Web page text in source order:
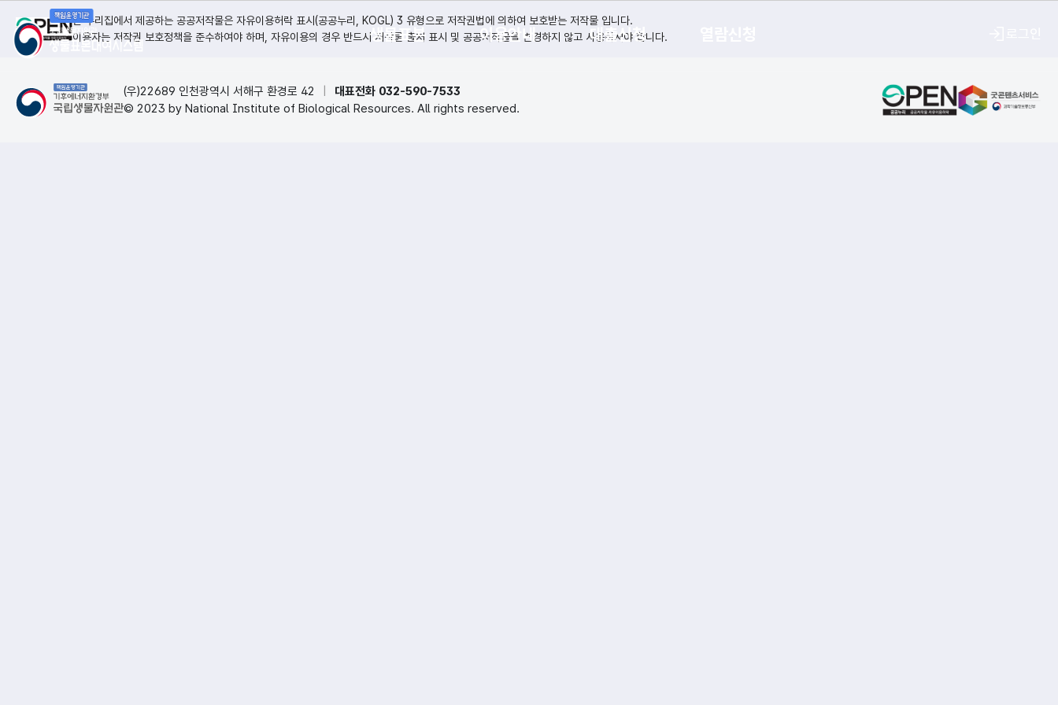
생물표본 이용안내 대출신청
본 누리집에서 제공하는 공공저작물은 자유이용허락 표시(공공누리, KOGL) 3 유형으로 저작권법에 의하여 보호받는 저작물 입니다.
이용자는 저작권 보호정책을 준수하여야 하며, 자유이용의 경우 반드시 저작물 출처 표시 및 공공저작물을 변경하지 않고 사용하셔야 합니다.
(우)22689 인천광역시 서해구 환경로 42
대표전화 032-590-7533
© 2023 by National Institute of Biological Resources. All rights reserved.